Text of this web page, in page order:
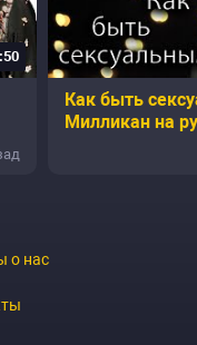
Как быть
Милликан на
о нас